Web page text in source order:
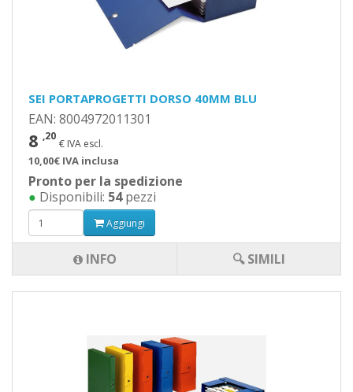
SEI PORTAPROGETTI DORSO 40MM BLU
EAN: 8004972011301
8 ,20
€ IVA escl.
10,00€ IVA inclusa
Pronto per la spedizione
● Disponibili: 54pezzi
Aggiungi
INFO 🔍 SIMILI